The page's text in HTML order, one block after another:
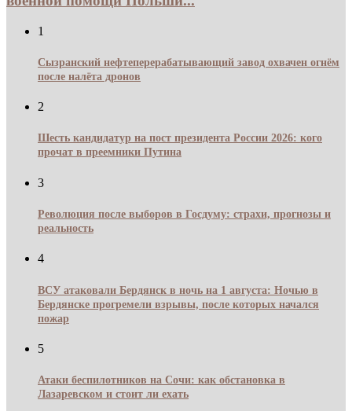
1
Сызранский нефтеперерабатывающий завод охвачен огнём
после налёта дронов
2
Шесть кандидатур на пост президента России 2026: кого
прочат в преемники Путина
3
Революция после выборов в Госдуму: страхи, прогнозы и
реальность
4
ВСУ атаковали Бердянск в ночь на 1 августа: Ночью в
Бердянске прогремели взрывы, после которых начался
пожар
5
Атаки беспилотников на Сочи: как обстановка в
Лазаревском и стоит ли ехать